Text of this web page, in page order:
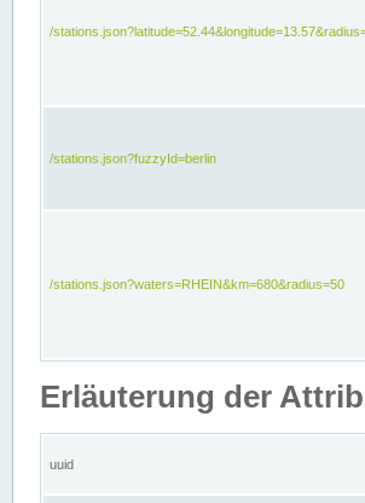
/
/stations.json?fuzzyId=berlin
/stations.json?waters=RHEIN&km=680&radius=50
Erläuterung der
uuid